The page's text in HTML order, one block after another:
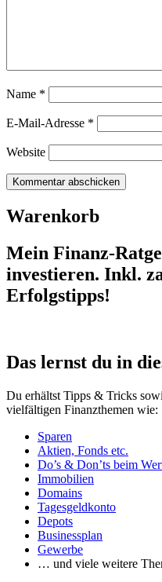
Name *
E-Mail-Adresse *
Website
Warenkorb
Mein Finanz-
investieren. Inkl.
Erfolgstipps!
Das lernst du in
Du erhältst Tipps & Tricks
vielfältigen Finanzthemen wie:
Sparen
Aktien, Fonds etc.
Do’s & Don’ts beim
Immobilien
Domains
Tagesgeldkonto
Depots
Businessplan
Gewerbe
… und viele weitere